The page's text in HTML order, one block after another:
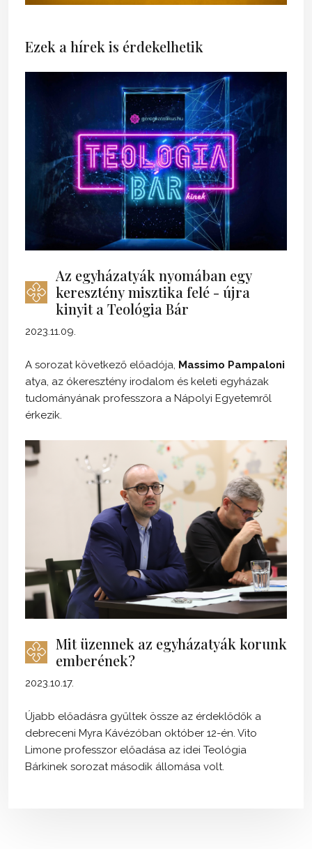
Ezek a hírek is érdekelhetik
Az egyházatyák nyomában egy
keresztény misztika felé - újra
kinyit a Teológia Bár
2023.11.09.
A sorozat következő előadója, Massimo Pampaloni
atya, az ókeresztény irodalom és keleti egyházak
tudományának professzora a Nápolyi Egyetemről
érkezik.
Mit üzennek az egyházatyák korunk
emberének?
2023.10.17.
Újabb előadásra gyűltek össze az érdeklődők a
debreceni Myra Kávézóban október 12-én. Vito
Limone professzor előadása az idei Teológia
Bárkinek sorozat második állomása volt.